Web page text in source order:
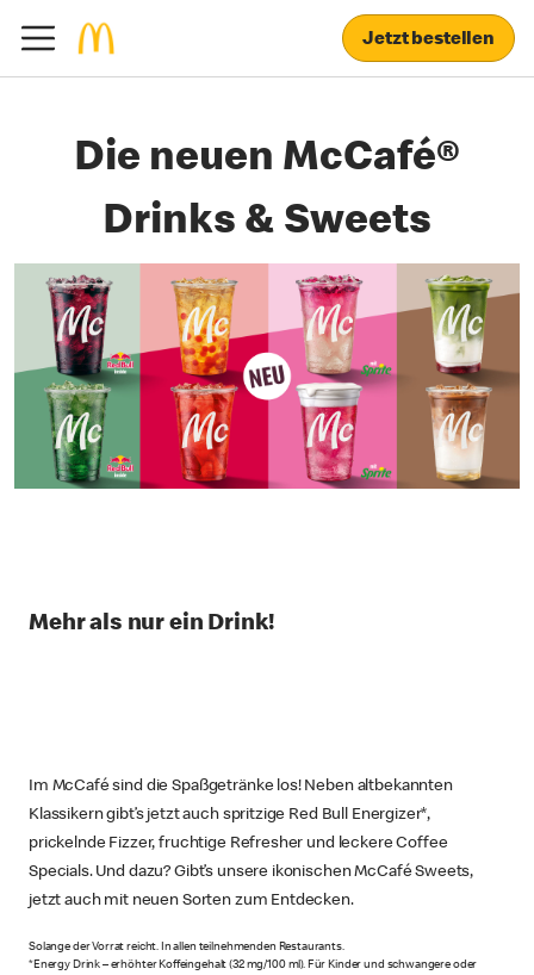
Jetzt bestellen
Die neuen McCafé®
Drinks & Sweets
Mehr als nur ein Drink!
Im McCafé sind die Spaßgetränke los! Neben altbekannten
Klassikern gibt’s jetzt auch spritzige Red Bull Energizer*,
prickelnde Fizzer, fruchtige Refresher und leckere Coffee
Specials. Und dazu? Gibt’s unsere ikonischen McCafé Sweets,
jetzt auch mit neuen Sorten zum Entdecken.
Solange der Vorrat reicht. In allen teilnehmenden Restaurants.
*Energy Drink – erhöhter Koffeingehalt (32 mg/100 ml). Für Kinder und schwangere oder